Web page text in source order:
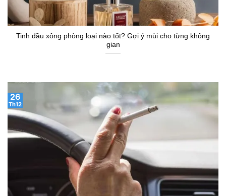
Tinh dầu xông phòng loại nào tốt? Gợi ý mùi cho từng không
gian
26
Th12